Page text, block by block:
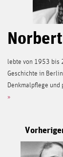
lebte von 1953 bis
Geschichte in
Denkmalpflege
»